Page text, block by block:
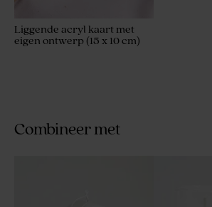
Liggende acryl kaart met
eigen ontwerp (15 x 10 cm)
Combineer met